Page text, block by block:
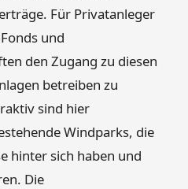
Für Privatanleger
und
den Zugang zu diesen
betreiben zu
sind hier
Windparks, die
hinter sich haben und
Die